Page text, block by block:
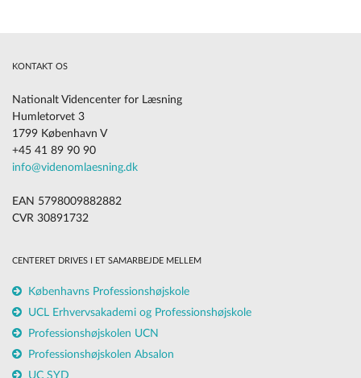
KONTAKT OS
Nationalt Videncenter for Læsning
Humletorvet 3
1799 København V
+45 41 89 90 90
info@videnomlaesning.dk
EAN 5798009882882
CVR 30891732
CENTERET DRIVES I ET SAMARBEJDE MELLEM
Københavns Professionshøjskole
UCL Erhvervsakademi og Professionshøjskole
Professionshøjskolen UCN
Professionshøjskolen Absalon